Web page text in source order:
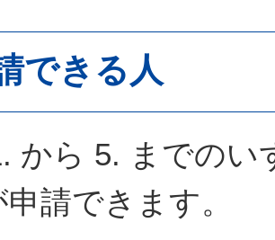
できる人
から 5. までのい
請できます。